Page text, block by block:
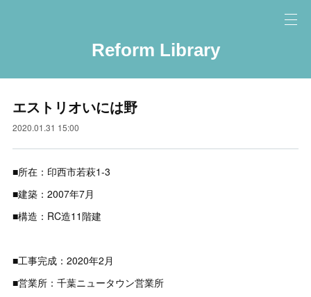
Reform Library
エストリオいには野
2020.01.31 15:00
■所在：印西市若萩1-3
■建築：2007年7月
■構造：RC造11階建
■工事完成：2020年2月
■営業所：千葉ニュータウン営業所